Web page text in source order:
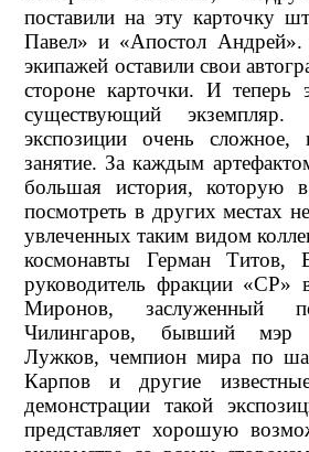
поставили на эту карточку
Павел» и «Апостол
экипажей оставили свои
стороне карточки. И теперь
существующий экземпляр.
экспозиции очень сложное,
занятие. За каждым
большая история, которую
посмотреть в других местах
увлеченных таким видом
космонавты Герман Титов,
руководитель фракции «СР»
Миронов, заслуженный
Чилингаров, бывший
Лужков, чемпион мира по
Карпов и другие
демонстрации такой
представляет хорошую